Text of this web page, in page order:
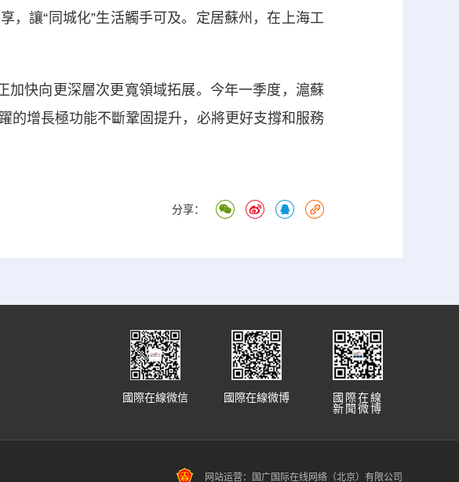
，讓“同城化”生活觸手可及。定居蘇州，在上海工
快向更深層次更寬領域拓展。今年一季度，滬蘇
的增長極功能不斷鞏固提升，必將更好支撐和服務
分享：
國際在線
新聞微博
國際在線微博
國際在線微信
网站运营：国广国际在线网络（北京）有限公司